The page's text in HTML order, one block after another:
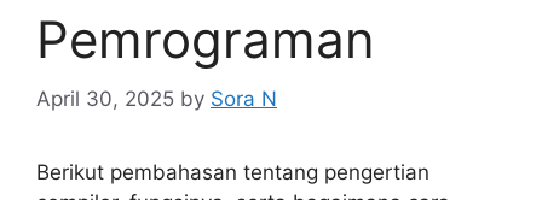
Pemrograman
April 30, 2025 by Sora N
Berikut pembahasan tentang pengertian